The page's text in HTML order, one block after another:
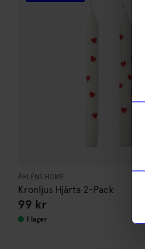
ÅHLÉNS HOME
Kronljus Hjärta 2-Pack
99 kr
I lager